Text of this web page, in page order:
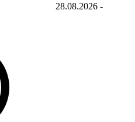
28.08.2026 -